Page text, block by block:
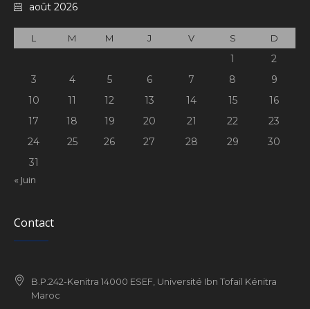
août 2026
L M M J V S D
1
2
3
4 5 6 7 8
9
10
11 12 13 14 15
16
17
18 19 20 21 22
23
24
25 26 27 28 29
30
31
« Juin
Contact
B.P.242-Kenitra 14000 ESEF, Université Ibn Tofail Kénitra
Maroc